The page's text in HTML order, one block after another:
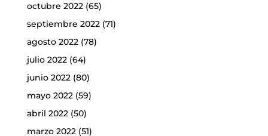
octubre 2022(65)
septiembre 2022(71)
agosto 2022(78)
julio 2022(64)
junio 2022(80)
mayo 2022(59)
abril 2022(50)
marzo 2022(51)